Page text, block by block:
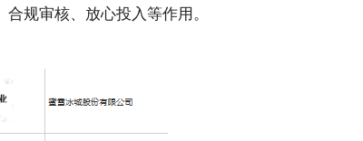
规审核、放心投入等作用。